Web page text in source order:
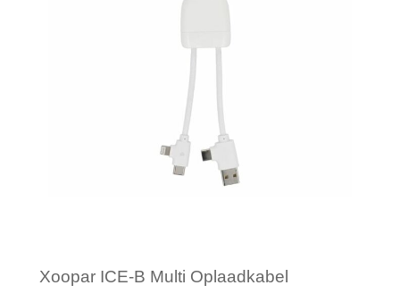
Xoopar ICE-B Multi Oplaadkabel